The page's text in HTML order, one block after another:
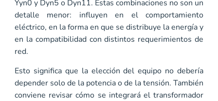
Yyn0 y Dyn5 o Dyn11. Estas combinaciones no son un
detalle menor: influyen en el comportamiento
eléctrico, en la forma en que se distribuye la energía y
en la compatibilidad con distintos requerimientos de
red.
Esto significa que la elección del equipo no debería
depender solo de la potencia o de la tensión. También
conviene revisar cómo se integrará el transformador